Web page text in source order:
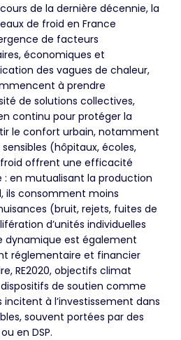
de la dernière décennie, la
de froid en France
de facteurs
économiques et
des vagues de chaleur,
à prendre
de solutions collectives,
continu pour protéger la
le confort urbain, notamment
(hôpitaux, écoles,
froid offrent une efficacité
en mutualisant la production
ils consomment moins
(bruit, rejets, fuites de
d’unités individuelles
dynamique est également
réglementaire et financier
RE2020, objectifs climat
de soutien comme
incitent à l’investissement dans
souvent portées par des
en DSP.